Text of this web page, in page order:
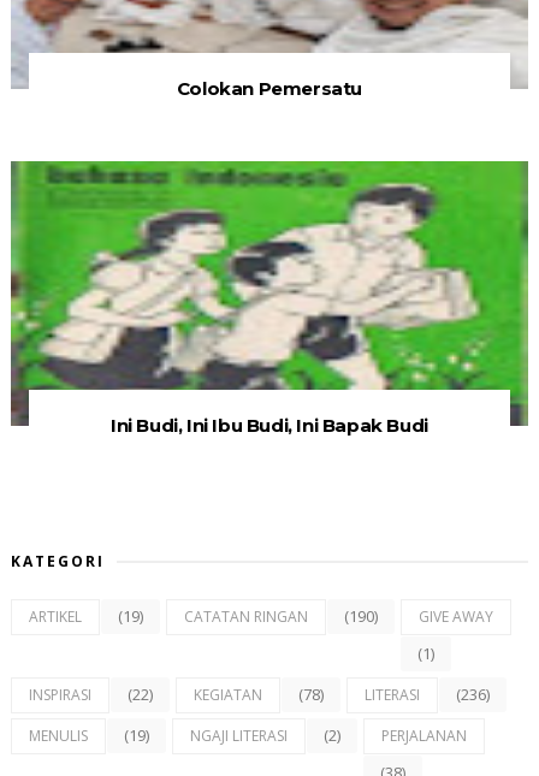
Colokan Pemersatu
Ini Budi, Ini Ibu Budi, Ini Bapak Budi
KATEGORI
ARTIKEL (19) CATATAN RINGAN (190) GIVE AWAY
(1)
INSPIRASI (22) KEGIATAN (78) LITERASI (236)
MENULIS (19) NGAJI LITERASI (2) PERJALANAN